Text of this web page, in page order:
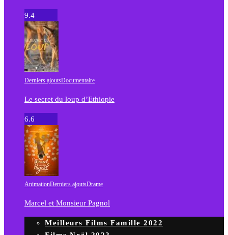
9.4
Derniers ajoutsDocumentaire
Le secret du loup d’Ethiopie
6.6
AnimationDerniers ajoutsDrame
Marcel et Monsieur Pagnol
Meilleurs Films Famille 2022